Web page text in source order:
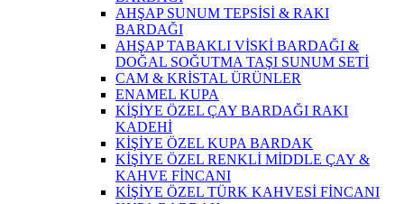
AHŞAP SUNUM TEPSİSİ & RAKI
BARDAĞI
AHŞAP TABAKLI VİSKİ BARDAĞI &
DOĞAL SOĞUTMA TAŞI SUNUM SETİ
CAM & KRİSTAL ÜRÜNLER
ENAMEL KUPA
KİŞİYE ÖZEL ÇAY BARDAĞI RAKI
KADEHİ
KİŞİYE ÖZEL KUPA BARDAK
KİŞİYE ÖZEL RENKLİ MİDDLE ÇAY &
KAHVE FİNCANI
KİŞİYE ÖZEL TÜRK KAHVESİ FİNCANI